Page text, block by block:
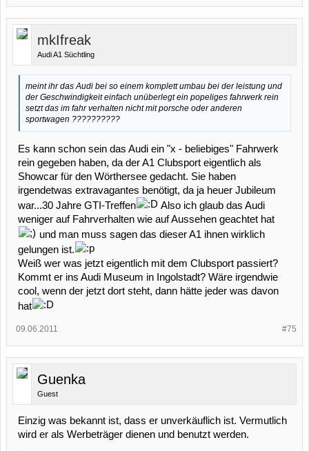
mkIfreak
Audi A1 Süchtling
meint ihr das Audi bei so einem komplett umbau bei der leistung und
der Geschwindigkeit einfach unüberlegt ein popeliges fahrwerk rein
setzt das im fahr verhalten nicht mit porsche oder anderen
sportwagen ??????????
Es kann schon sein das Audi ein "x - beliebiges" Fahrwerk
rein gegeben haben, da der A1 Clubsport eigentlich als
Showcar für den Wörthersee gedacht. Sie haben
irgendetwas extravagantes benötigt, da ja heuer Jubileum
war...30 Jahre GTI-Treffen
Also ich glaub das Audi
weniger auf Fahrverhalten wie auf Aussehen geachtet hat
und man muss sagen das dieser A1 ihnen wirklich
gelungen ist.
Weiß wer was jetzt eigentlich mit dem Clubsport passiert?
Kommt er ins Audi Museum in Ingolstadt? Wäre irgendwie
cool, wenn der jetzt dort steht, dann hätte jeder was davon
hat
#75
09.06.2011
Guenka
Guest
Einzig was bekannt ist, dass er unverkäuflich ist. Vermutlich
wird er als Werbeträger dienen und benutzt werden.